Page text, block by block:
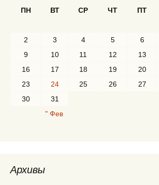
ПН
ВТ СР ЧТ ПТ
" Фев
2
3 4 5 6
9
10 11 12 13
16
17 18 19 20
23
24 25 26 27
30
31
Архивы